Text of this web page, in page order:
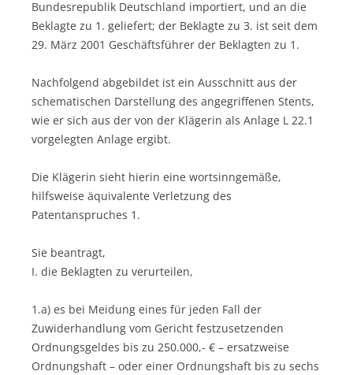
Bundesrepublik Deutschland importiert, und an die
Beklagte zu 1. geliefert; der Beklagte zu 3. ist seit dem
29. März 2001 Geschäftsführer der Beklagten zu 1.
Nachfolgend abgebildet ist ein Ausschnitt aus der
schematischen Darstellung des angegriffenen Stents,
wie er sich aus der von der Klägerin als Anlage L 22.1
vorgelegten Anlage ergibt.
Die Klägerin sieht hierin eine wortsinngemäße,
hilfsweise äquivalente Verletzung des
Patentanspruches 1.
Sie beantragt,
I. die Beklagten zu verurteilen,
1.a) es bei Meidung eines für jeden Fall der
Zuwiderhandlung vom Gericht festzusetzenden
Ordnungsgeldes bis zu 250.000,- € – ersatzweise
Ordnungshaft – oder einer Ordnungshaft bis zu sechs